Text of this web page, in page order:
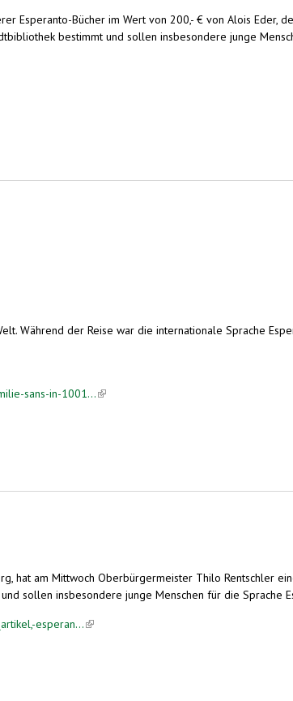
Esperanto-Bücher im Wert von 200,- € von Alois Eder,
bestimmt und sollen insbesondere junge
is external)
Aalen
Während der Reise war die internationale Sprache
sans-in-1001...(link is external)
hat am Mittwoch Oberbürgermeister Thilo Rentschler
sollen insbesondere junge Menschen für die Sprache
esperan...(link is external)